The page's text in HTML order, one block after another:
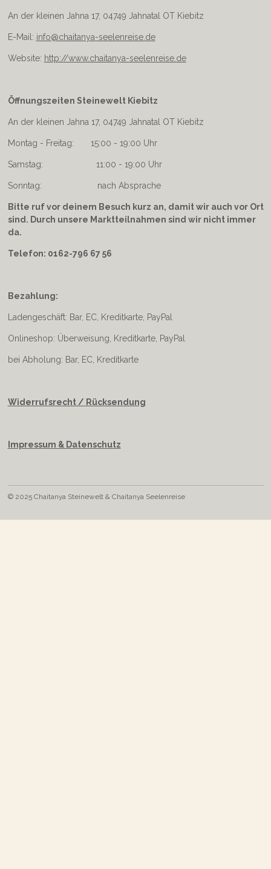
An der kleinen Jahna 17, 04749 Jahnatal OT Kiebitz
E-Mail: info@chaitanya-seelenreise.de
Website: http://www.chaitanya-seelenreise.de
Öffnungszeiten Steinewelt Kiebitz
An der kleinen Jahna 17, 04749 Jahnatal OT Kiebitz
Montag - Freitag: 15:00 - 19:00 Uhr
Samstag: 11:00 - 19:00 Uhr
Sonntag: nach Absprache
Bitte ruf vor deinem Besuch kurz an, damit wir auch vor Ort
sind. Durch unsere Marktteilnahmen sind wir nicht immer
da.
Telefon: 0162-796 67 56
Bezahlung:
Ladengeschäft: Bar, EC, Kreditkarte, PayPal
Onlineshop: Überweisung, Kreditkarte, PayPal
bei Abholung: Bar, EC, Kreditkarte
Widerrufsrecht / Rücksendung
Impressum & Datenschutz
© 2025 Chaitanya Steinewelt & Chaitanya Seelenreise